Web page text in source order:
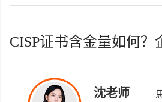
CISP证书含金量如何
沈老师